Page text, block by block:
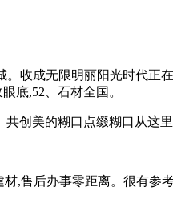
收成无限明丽阳光时代正
底,52、石材全国。
创美的糊口点缀糊口从这里
,售后办事零距离。很有参